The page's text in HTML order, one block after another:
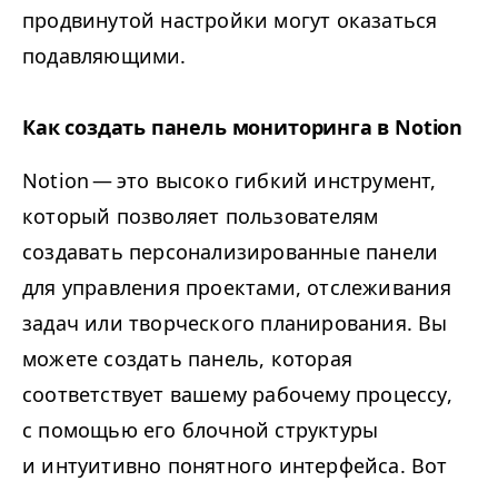
продвинутой настройки могут оказаться
подавляющими.
Как создать панель мониторинга в Notion
Notion — это высоко гибкий инструмент,
который позволяет пользователям
создавать персонализированные панели
для управления проектами, отслеживания
задач или творческого планирования. Вы
можете создать панель, которая
соответствует вашему рабочему процессу,
с помощью его блочной структуры
и интуитивно понятного интерфейса. Вот